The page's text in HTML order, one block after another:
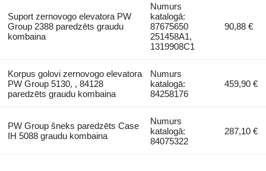
Suport zernovogo elevatora PW
Group 2388 paredzēts graudu
kombaina
Numurs
katalogā:
87675650
251458A1,
1319908C1
90,88 €
Korpus golovi zernovogo elevatora
PW Group 5130, , 84128
paredzēts graudu kombaina
Numurs
katalogā:
84258176
459,90 €
PW Group šneks paredzēts Case
IH 5088 graudu kombaina
Numurs
katalogā:
84075322
287,10 €